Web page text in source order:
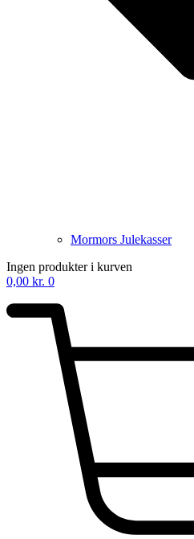
Mormors Julekasser
Ingen produkter i kurven
0,00 kr. 0